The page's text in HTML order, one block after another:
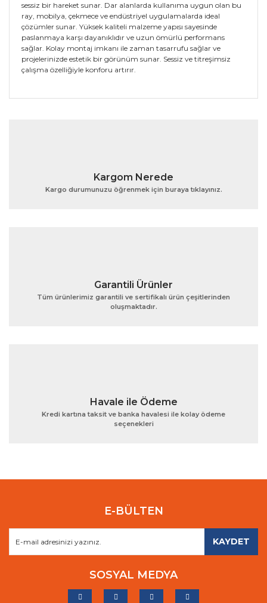
sessiz bir hareket sunar. Dar alanlarda kullanıma uygun olan bu
ray, mobilya, çekmece ve endüstriyel uygulamalarda ideal
çözümler sunar. Yüksek kaliteli malzeme yapısı sayesinde
paslanmaya karşı dayanıklıdır ve uzun ömürlü performans
sağlar. Kolay montaj imkanı ile zaman tasarrufu sağlar ve
projelerinizde estetik bir görünüm sunar. Sessiz ve titreşimsiz
çalışma özelliğiyle konforu artırır.
Bu ürünün fiyat bilgisi, resim, ürün açıklamalarında ve
Ürün açıklamasında eksik bilgiler bulunuyor.
Gönder
Kargom Nerede
Kargo durumunuzu öğrenmek için buraya tıklayınız.
Garantili Ürünler
Tüm ürünlerimiz garantili ve sertifikalı ürün çeşitlerinden
oluşmaktadır.
Havale ile Ödeme
Kredi kartına taksit ve banka havalesi ile kolay ödeme
seçenekleri
E-BÜLTEN
KAYDET
SOSYAL MEDYA